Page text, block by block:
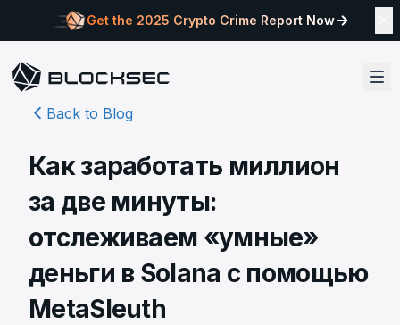
Get the 2025 Crypto Crime Report Now
Back to Blog
Как заработать миллион
за две минуты:
отслеживаем «умные»
деньги в Solana с помощью
MetaSleuth